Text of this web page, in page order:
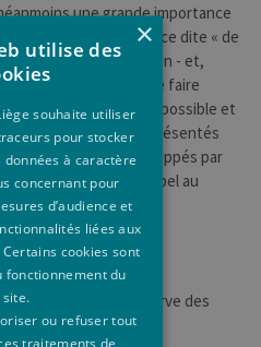
une grande importance
part, de la jurisprudence dite « de
contentieux européen - et,
qui continuent de faire
dans la mesure du possible et
et d'étudiantes, présentés
avant d'être développés par
discussion faisant appel au
de justice de l'Union
proposée (sous réserve des
×
utilise des
souhaite utiliser
pour stocker
données à caractère
concernant pour
d’audience et
liées aux
cookies sont
fonctionnement du
site.
ou refuser tout
traitements de